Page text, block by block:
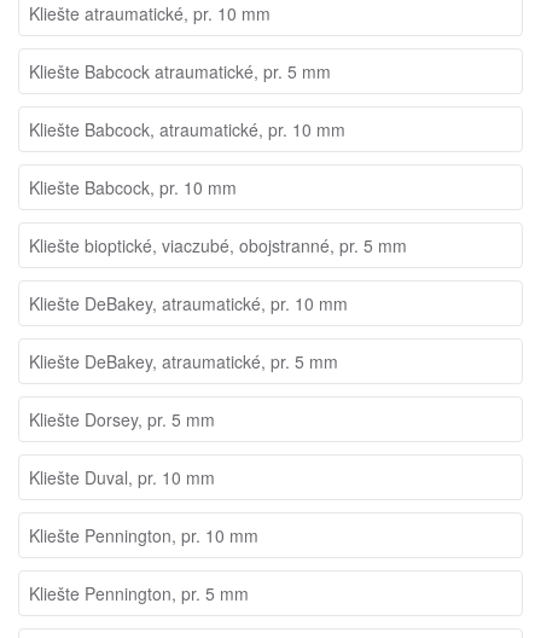
Kliešte atraumatické, pr. 10 mm
Kliešte Babcock atraumatické, pr. 5 mm
Kliešte Babcock, atraumatické, pr. 10 mm
Kliešte Babcock, pr. 10 mm
Kliešte bioptické, viaczubé, obojstranné, pr. 5 mm
Kliešte DeBakey, atraumatické, pr. 10 mm
Kliešte DeBakey, atraumatické, pr. 5 mm
Kliešte Dorsey, pr. 5 mm
Kliešte Duval, pr. 10 mm
Kliešte Pennington, pr. 10 mm
Kliešte Pennington, pr. 5 mm